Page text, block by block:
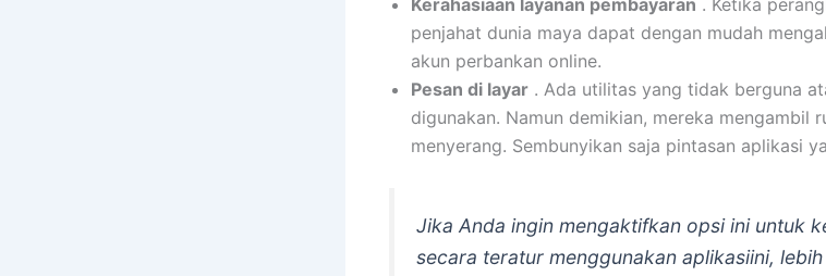
penjahat dunia maya dapat dengan mudah
akun perbankan online.
Pesan di layar . Ada utilitas yang tidak berguna
digunakan. Namun demikian, mereka mengambil
menyerang. Sembunyikan saja pintasan aplikasi
Jika Anda ingin mengaktifkan opsi ini untuk
secara teratur menggunakan aplikasiini,